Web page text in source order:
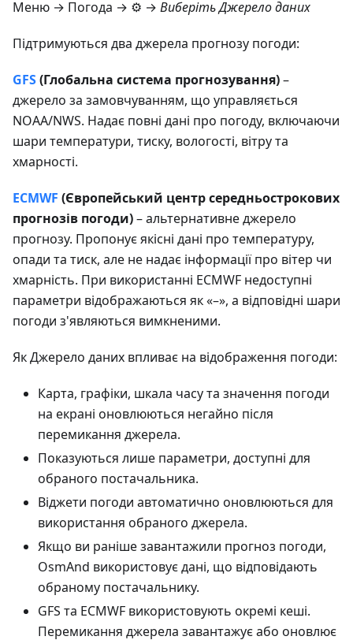
Меню → Погода → ⚙️ → Виберіть Джерело даних
Підтримуються два джерела прогнозу погоди:
GFS(Глобальна система прогнозування)–
джерело за замовчуванням, що управляється
NOAA/NWS. Надає повні дані про погоду, включаючи
шари температури, тиску, вологості, вітру та
хмарності.
ECMWF (Європейський центр середньострокових
прогнозів погоди)– альтернативне джерело
прогнозу. Пропонує якісні дані про температуру,
опади та тиск, але не надає інформації про вітер чи
хмарність. При використанні ECMWF недоступні
параметри відображаються як «–», а відповідні шари
погоди з'являються вимкненими.
Як Джерело даних впливає на відображення погоди:
Карта, графіки, шкала часу та значення погоди
на екрані оновлюються негайно після
перемикання джерела.
Показуються лише параметри, доступні для
обраного постачальника.
Віджети погоди автоматично оновлюються для
використання обраного джерела.
Якщо ви раніше завантажили прогноз погоди,
OsmAnd використовує дані, що відповідають
обраному постачальнику.
GFS та ECMWF використовують окремі кеші.
Перемикання джерела завантажує або оновлює